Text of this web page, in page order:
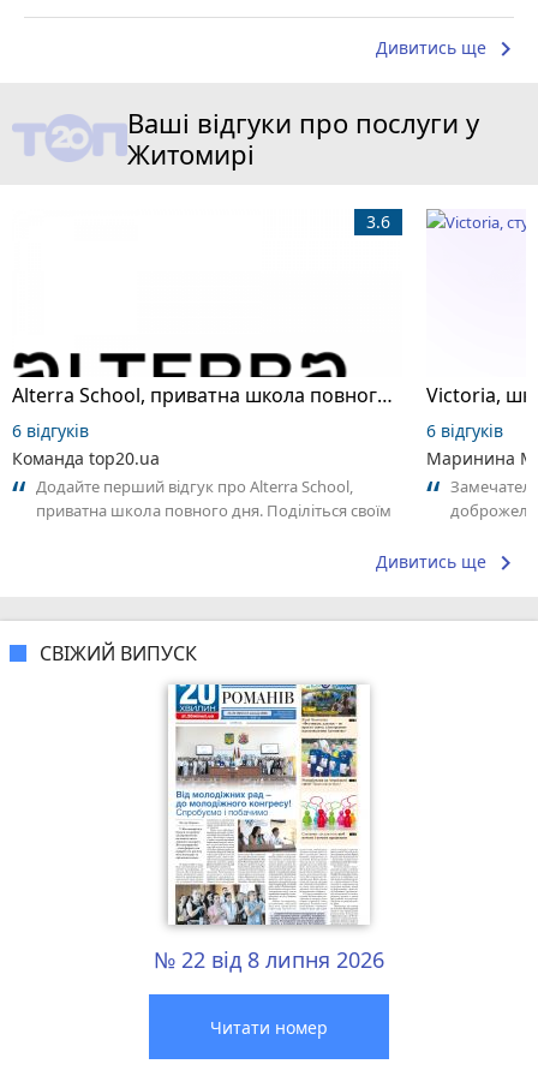
Дивитись ще keyboard_arrow_right
Ваші відгуки про послуги у
Житомирі
Alterra School, приватна школа повного дня
3.6
6 відгуків
Команда top20.ua
Додайте перший відгук про Alterra School,
приватна школа повного дня. Поділіться своїм
6 відгуків
Маринина
Дивитись ще keyboard_arrow_right
СВІЖИЙ ВИПУСК
№ 22 від 8 липня 2026
Читати номер